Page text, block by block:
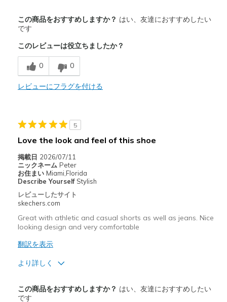
Attractive Design
Breathe Well
Comfortable
Durable
Width
Sizing
Feels true to size
View On Shoes
この商品をおすすめしますか？ はい、友達におすすめしたい
です
このレビューは役立ちましたか？
0 0
レビューにフラグを付ける
5
Love the look and feel of this shoe
掲載日 2026/07/11
ニックネーム Peter
お住まい Miami,Florida
Describe Yourself Stylish
レビューしたサイト
skechers.com
Great with athletic and casual shorts as well as jeans. Nice
looking design and very comfortable
翻訳を表示
より詳しく
Attractive Design
この商品をおすすめしますか？ はい、友達におすすめしたい
です